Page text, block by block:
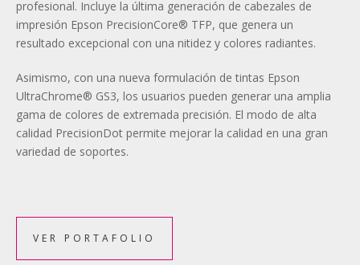
profesional. Incluye la última generación de cabezales de
impresión Epson PrecisionCore® TFP, que genera un
resultado excepcional con una nitidez y colores radiantes.
Asimismo, con una nueva formulación de tintas Epson
UltraChrome® GS3, los usuarios pueden generar una amplia
gama de colores de extremada precisión. El modo de alta
calidad PrecisionDot permite mejorar la calidad en una gran
variedad de soportes.
VER PORTAFOLIO